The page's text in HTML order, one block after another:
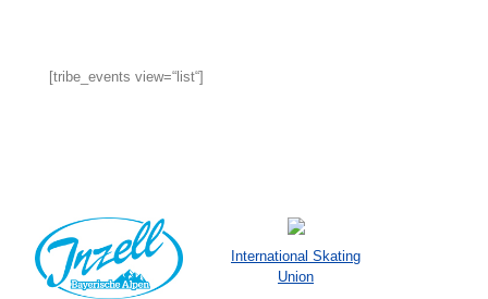
[tribe_events view=“list“]
International Skating
Union